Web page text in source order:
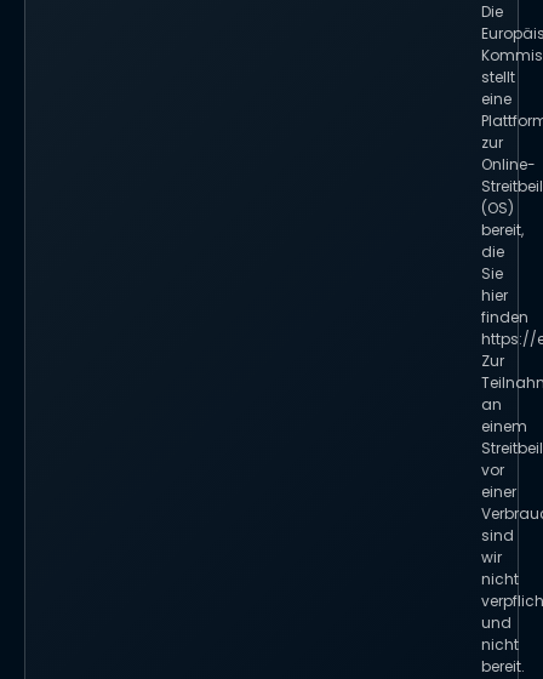
Die
stellt
eine
zur
Online-
(OS)
bereit,
die
Sie
hier
finden
https://
Zur
an
einem
vor
einer
sind
wir
nicht
und
nicht
bereit.